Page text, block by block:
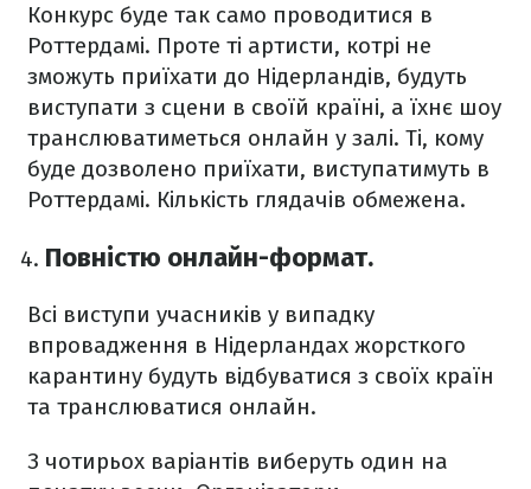
Конкурс буде так само проводитися в
Роттердамі. Проте ті артисти, котрі не
зможуть приїхати до Нідерландів, будуть
виступати з сцени в своїй країні, а їхнє шоу
транслюватиметься онлайн у залі. Ті, кому
буде дозволено приїхати, виступатимуть в
Роттердамі. Кількість глядачів обмежена.
Повністю онлайн-формат.
Всі виступи учасників у випадку
впровадження в Нідерландах жорсткого
карантину будуть відбуватися з своїх країн
та транслюватися онлайн.
З чотирьох варіантів виберуть один на